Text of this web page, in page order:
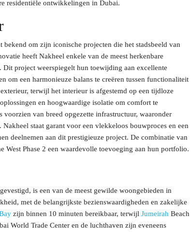
residentiële ontwikkelingen in Dubai.
bekend om zijn iconische projecten die het stadsbeeld van
heeft Nakheel enkele van de meest herkenbare
. Dit project weerspiegelt hun toewijding aan excellente
om een harmonieuze balans te creëren tussen functionaliteit
terwijl het interieur is afgestemd op een tijdloze
en hoogwaardige isolatie om comfort te
van breed opgezette infrastructuur, waaronder
staat garant voor een vlekkeloos bouwproces en een
deelnemen aan dit prestigieuze project. De combinatie van
Phase 2 een waardevolle toevoeging aan hun portfolio.
is een van de meest gewilde woongebieden in
met de belangrijkste bezienswaardigheden en zakelijke
zijn binnen 10 minuten bereikbaar, terwijl Jumeirah Beach
World Trade Center en de luchthaven zijn eveneens